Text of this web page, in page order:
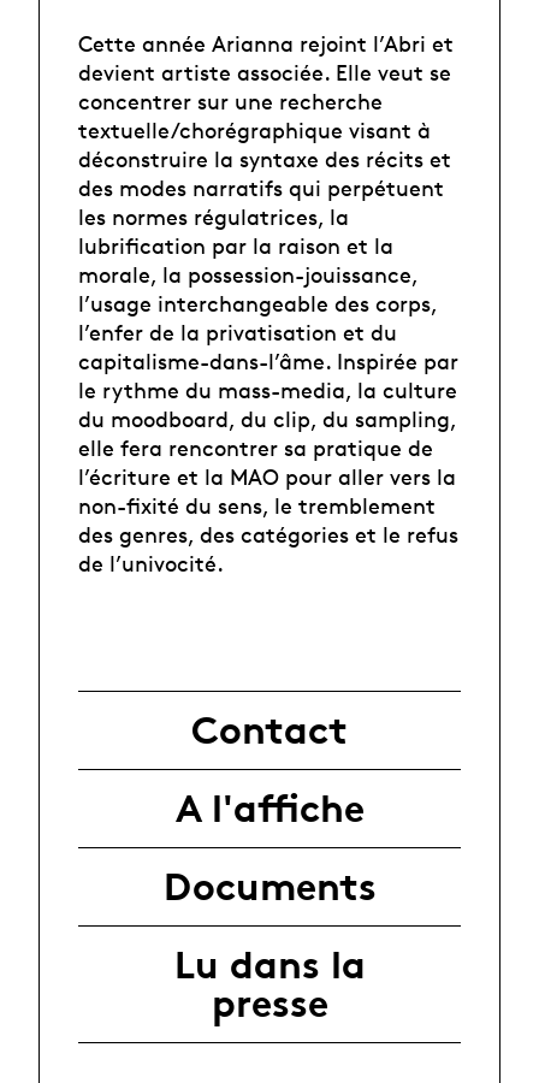
Cette année Arianna rejoint l’Abri et
devient artiste associée. Elle veut se
concentrer sur une recherche
textuelle/chorégraphique visant à
déconstruire la syntaxe des récits et
des modes narratifs qui perpétuent
les normes régulatrices, la
lubrification par la raison et la
morale, la possession-jouissance,
l’usage interchangeable des corps,
l’enfer de la privatisation et du
capitalisme-dans-l’âme. Inspirée par
le rythme du mass-media, la culture
du moodboard, du clip, du sampling,
elle fera rencontrer sa pratique de
l’écriture et la MAO pour aller vers la
non-fixité du sens, le tremblement
des genres, des catégories et le refus
de l’univocité.
Contact
A l'affiche
Documents
Lu dans la
presse